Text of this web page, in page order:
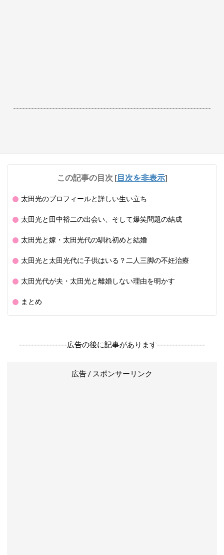
------------------------------------------------------------------
この記事の目次 [目次を非表示]
太田光のプロフィールと詳しい生い立ち
太田光と田中裕二の出会い、そして爆笑問題の結成
太田光と嫁・太田光代の馴れ初めと結婚
太田光と太田光代に子供はいる？二人三脚の不妊治療
太田光代が夫・太田光と離婚しない理由を明かす
まとめ
----------------広告の後に記事があります----------------
広告 / スポンサーリンク